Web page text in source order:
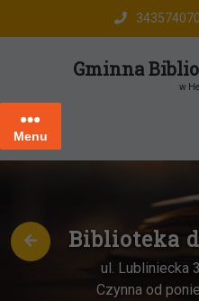
343574070
Gminna
w
Menu
Biblioteka
ul. Lubliniecka
Czynna od